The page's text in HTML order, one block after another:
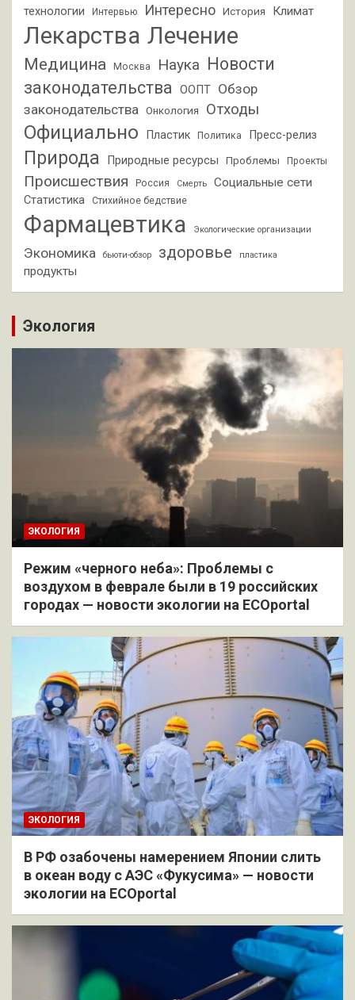
технологии
Интервью Интересно История Климат
Лекарства Лечение
Медицина Москва Наука Новости
законодательства ООПТ Обзор
законодательства Онкология Отходы
Официально Пластик Политика Пресс-релиз
Природа Природные ресурсы Проблемы Проекты
Происшествия Россия Смерть Социальные сети
Статистика Стихийное бедствие
Фармацевтика Экологические организации
Экономика бьюти-обзор здоровье пластика
продукты
Экология
ЭКОЛОГИЯ
Режим «черного неба»: Проблемы с
воздухом в феврале были в 19 российских
городах — новости экологии на ECOportal
ЭКОЛОГИЯ
В РФ озабочены намерением Японии слить
в океан воду с АЭС «Фукусима» — новости
экологии на ECOportal